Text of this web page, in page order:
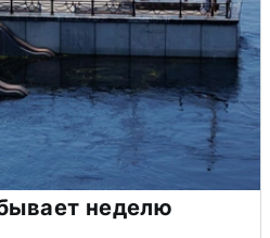
неделю